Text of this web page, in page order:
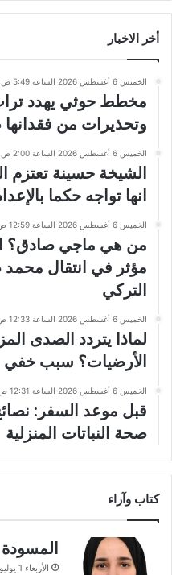
أخر الاخبار
الخميس 6 أغسطس 2026 الساعة 5:49 ص
مخطط حوثي يهدد
وتحذيرات من
الخميس 6 أغسطس 2026 الساعة 2:00 ص
الشيخة حسينة تعتزم
انها تواجه حكما
الخميس 6 أغسطس 2026 الساعة 12:59 ص
من هي ماجي صادق؟
مؤثر في انتقال
التركي
الخميس 6 أغسطس 2026 الساعة 12:33 ص
لماذا يتردد الصدى
الأرضيات؟ سبب
الخميس 6 أغسطس 2026 الساعة 12:31 ص
قبل موعد السفر:
صحة النباتات المنزلية
كتاب وآراء
الأربعاء 1 يوليو 2026 الساعة 10:07 م